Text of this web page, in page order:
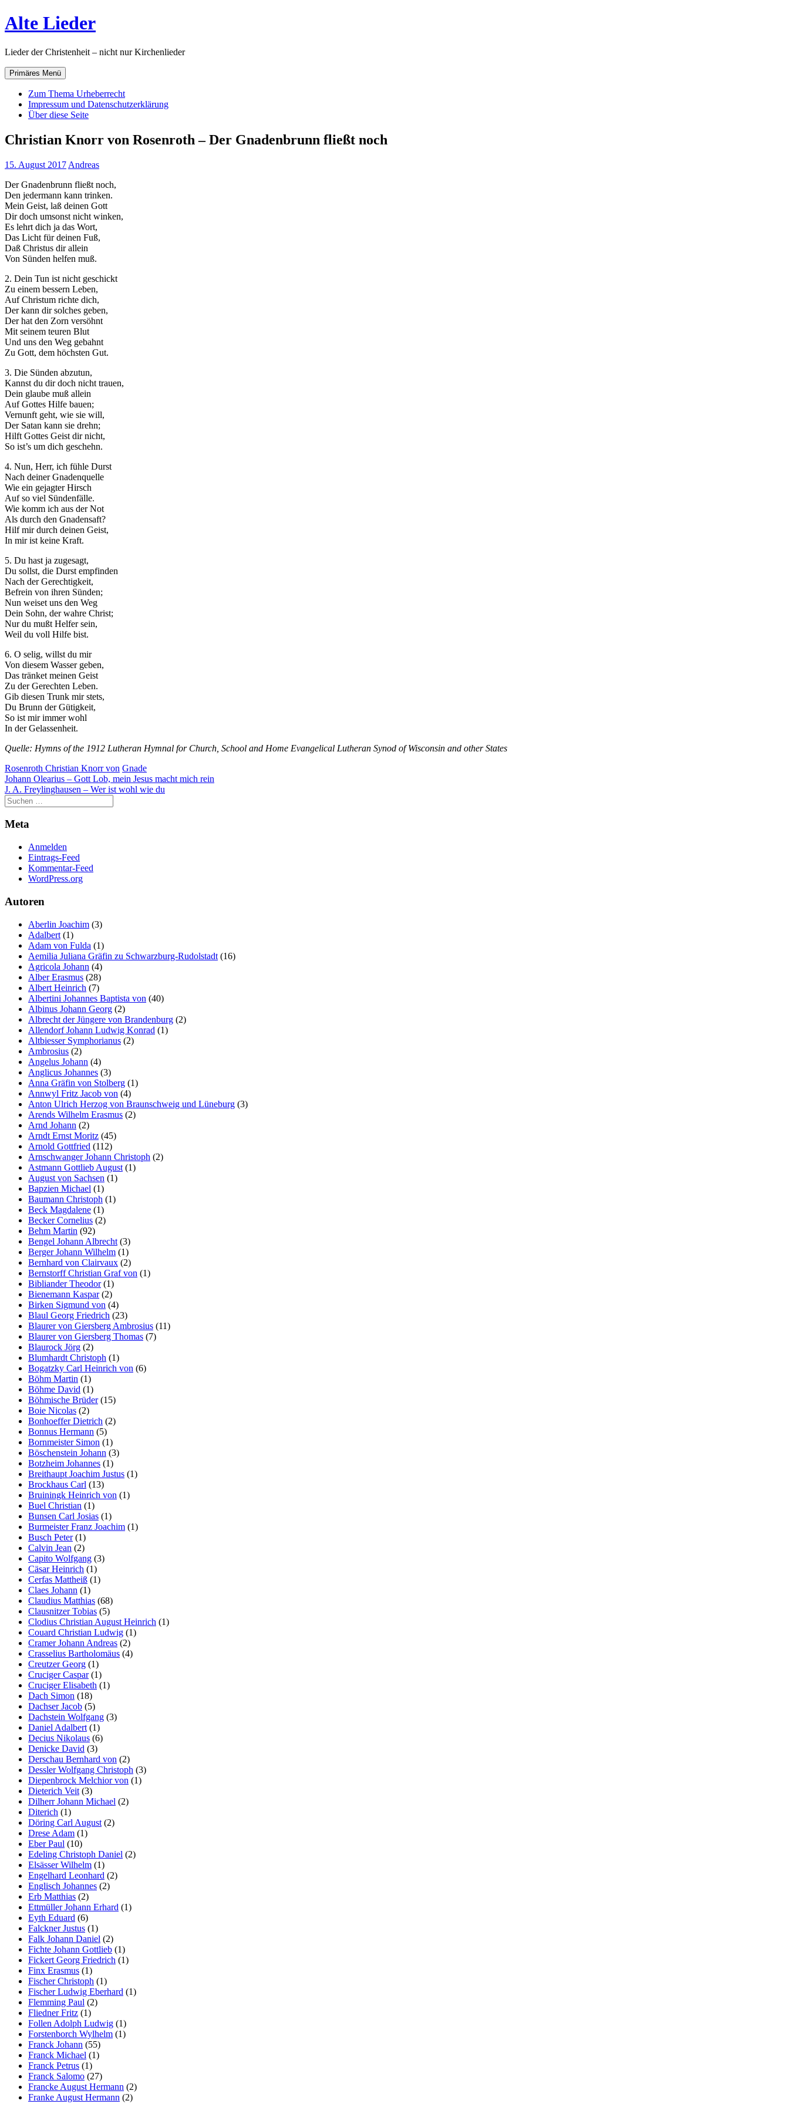
Zum
Inhalt
Alte Lieder
Lieder der Christenheit – nicht nur Kirchenlieder
Primäres Menü
Zum Thema Urheberrecht
Impressum und Datenschutzerklärung
Über diese Seite
Christian Knorr von Rosenroth – Der Gnadenbrunn fließt noch
15. August 2017 Andreas
Der Gnadenbrunn fließt noch,
Den jedermann kann trinken.
Mein Geist, laß deinen Gott
Dir doch umsonst nicht winken,
Es lehrt dich ja das Wort,
Das Licht für deinen Fuß,
Daß Christus dir allein
Von Sünden helfen muß.
2. Dein Tun ist nicht geschickt
Zu einem bessern Leben,
Auf Christum richte dich,
Der kann dir solches geben,
Der hat den Zorn versöhnt
Mit seinem teuren Blut
Und uns den Weg gebahnt
Zu Gott, dem höchsten Gut.
3. Die Sünden abzutun,
Kannst du dir doch nicht trauen,
Dein glaube muß allein
Auf Gottes Hilfe bauen;
Vernunft geht, wie sie will,
Der Satan kann sie drehn;
Hilft Gottes Geist dir nicht,
So ist’s um dich geschehn.
4. Nun, Herr, ich fühle Durst
Nach deiner Gnadenquelle
Wie ein gejagter Hirsch
Auf so viel Sündenfälle.
Wie komm ich aus der Not
Als durch den Gnadensaft?
Hilf mir durch deinen Geist,
In mir ist keine Kraft.
5. Du hast ja zugesagt,
Du sollst, die Durst empfinden
Nach der Gerechtigkeit,
Befrein von ihren Sünden;
Nun weiset uns den Weg
Dein Sohn, der wahre Christ;
Nur du mußt Helfer sein,
Weil du voll Hilfe bist.
6. O selig, willst du mir
Von diesem Wasser geben,
Das tränket meinen Geist
Zu der Gerechten Leben.
Gib diesen Trunk mir stets,
Du Brunn der Gütigkeit,
So ist mir immer wohl
In der Gelassenheit.
Quelle: Hymns of the 1912 Lutheran Hymnal for Church, School and Home Evangelical Lutheran Synod of Wisconsin and other States
Rosenroth Christian Knorr von Gnade
Beitragsnavigation
Johann Olearius – Gott Lob, mein Jesus macht mich rein
J. A. Freylinghausen – Wer ist wohl wie du
Meta
Anmelden
Eintrags-Feed
Kommentar-Feed
WordPress.org
Autoren
Aberlin Joachim (3)
Adalbert (1)
Adam von Fulda (1)
Aemilia Juliana Gräfin zu Schwarzburg-Rudolstadt (16)
Agricola Johann (4)
Alber Erasmus (28)
Albert Heinrich (7)
Albertini Johannes Baptista von (40)
Albinus Johann Georg (2)
Albrecht der Jüngere von Brandenburg (2)
Allendorf Johann Ludwig Konrad (1)
Altbiesser Symphorianus (2)
Ambrosius (2)
Angelus Johann (4)
Anglicus Johannes (3)
Anna Gräfin von Stolberg (1)
Annwyl Fritz Jacob von (4)
Anton Ulrich Herzog von Braunschweig und Lüneburg (3)
Arends Wilhelm Erasmus (2)
Arnd Johann (2)
Arndt Ernst Moritz (45)
Arnold Gottfried (112)
Arnschwanger Johann Christoph (2)
Astmann Gottlieb August (1)
August von Sachsen (1)
Bapzien Michael (1)
Baumann Christoph (1)
Beck Magdalene (1)
Becker Cornelius (2)
Behm Martin (92)
Bengel Johann Albrecht (3)
Berger Johann Wilhelm (1)
Bernhard von Clairvaux (2)
Bernstorff Christian Graf von (1)
Bibliander Theodor(1)
Bienemann Kaspar(2)
Birken Sigmund von (4)
Blaul Georg Friedrich (23)
Blaurer von Giersberg Ambrosius (11)
Blaurer von Giersberg Thomas (7)
Blaurock Jörg (2)
Blumhardt Christoph (1)
Bogatzky Carl Heinrich von (6)
Böhm Martin (1)
Böhme David (1)
Böhmische Brüder(15)
Boie Nicolas (2)
Bonhoeffer Dietrich (2)
Bonnus Hermann (5)
Bornmeister Simon (1)
Böschenstein Johann (3)
Botzheim Johannes (1)
Breithaupt Joachim Justus (1)
Brockhaus Carl (13)
Bruiningk Heinrich von (1)
Buel Christian (1)
Bunsen Carl Josias (1)
Burmeister Franz Joachim (1)
Busch Peter(1)
Calvin Jean (2)
Capito Wolfgang (3)
Cäsar Heinrich (1)
Cerfas Mattheiß (1)
Claes Johann (1)
Claudius Matthias (68)
Clausnitzer Tobias (5)
Clodius Christian August Heinrich (1)
Couard Christian Ludwig (1)
Cramer Johann Andreas (2)
Crasselius Bartholomäus (4)
Creutzer Georg (1)
Cruciger Caspar(1)
Cruciger Elisabeth (1)
Dach Simon (18)
Dachser Jacob (5)
Dachstein Wolfgang (3)
Daniel Adalbert (1)
Decius Nikolaus (6)
Denicke David (3)
Derschau Bernhard von (2)
Dessler Wolfgang Christoph (3)
Diepenbrock Melchior von (1)
Dieterich Veit (3)
Dilherr Johann Michael (2)
Diterich (1)
Döring Carl August (2)
Drese Adam (1)
Eber Paul (10)
Edeling Christoph Daniel (2)
Elsässer Wilhelm (1)
Engelhard Leonhard (2)
Englisch Johannes (2)
Erb Matthias (2)
Ettmüller Johann Erhard (1)
Eyth Eduard (6)
Falckner Justus (1)
Falk Johann Daniel (2)
Fichte Johann Gottlieb (1)
Fickert Georg Friedrich (1)
Finx Erasmus (1)
Fischer Christoph (1)
Fischer Ludwig Eberhard (1)
Flemming Paul (2)
Fliedner Fritz (1)
Follen Adolph Ludwig (1)
Forstenborch Wylhelm (1)
Franck Johann (55)
Franck Michael (1)
Franck Petrus (1)
Franck Salomo (27)
Francke August Hermann (2)
Franke August Hermann (2)